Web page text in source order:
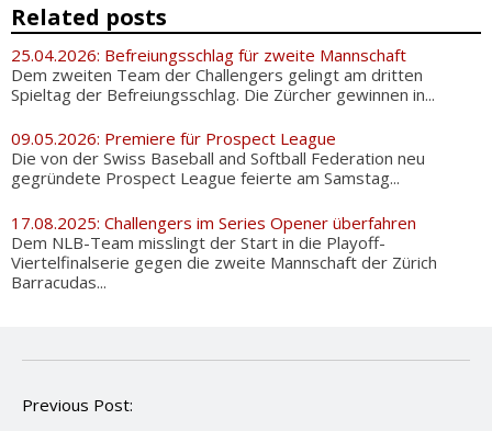
Related posts
25.04.2026: Befreiungsschlag für zweite Mannschaft
Dem zweiten Team der Challengers gelingt am dritten
Spieltag der Befreiungsschlag. Die Zürcher gewinnen in...
09.05.2026: Premiere für Prospect League
Die von der Swiss Baseball and Softball Federation neu
gegründete Prospect League feierte am Samstag...
17.08.2025: Challengers im Series Opener überfahren
Dem NLB-Team misslingt der Start in die Playoff-
Viertelfinalserie gegen die zweite Mannschaft der Zürich
Barracudas...
P
Previous Post: